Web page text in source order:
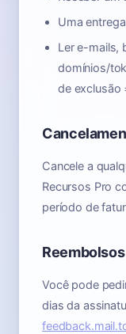
Uma
Ler e-mails,
domínios/
de exclusão
Cancele a
Recursos Pro
período de
Reembolsos
Você pode
dias da